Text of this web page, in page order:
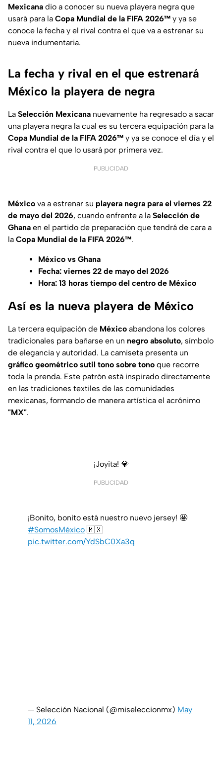
Mexicana dio a conocer su nueva playera negra que
usará para la Copa Mundial de la FIFA 2026™ y ya se
conoce la fecha y el rival contra el que va a estrenar su
nueva indumentaria.
La fecha y rival en el que estrenará
México la playera de negra
La Selección Mexicana nuevamente ha regresado a sacar
una playera negra la cual es su tercera equipación para la
Copa Mundial de la FIFA 2026™ y ya se conoce el día y el
rival contra el que lo usará por primera vez.
PUBLICIDAD
México va a estrenar su playera negra para el viernes 22
de mayo del 2026, cuando enfrente a la Selección de
Ghana en el partido de preparación que tendrá de cara a
la Copa Mundial de la FIFA 2026™.
México vs Ghana
Fecha: viernes 22 de mayo del 2026
Hora: 13 horas tiempo del centro de México
Así es la nueva playera de México
La tercera equipación de México abandona los colores
tradicionales para bañarse en un negro absoluto, símbolo
de elegancia y autoridad. La camiseta presenta un
gráfico geométrico sutil tono sobre tono que recorre
toda la prenda. Este patrón está inspirado directamente
en las tradiciones textiles de las comunidades
mexicanas, formando de manera artística el acrónimo
"MX".
¡Joyita! 💎
PUBLICIDAD
¡Bonito, bonito está nuestro nuevo jersey! 🤩
#SomosMéxico 🇲🇽
pic.twitter.com/YdSbC0Xa3q
— Selección Nacional (@miseleccionmx) May
11, 2026